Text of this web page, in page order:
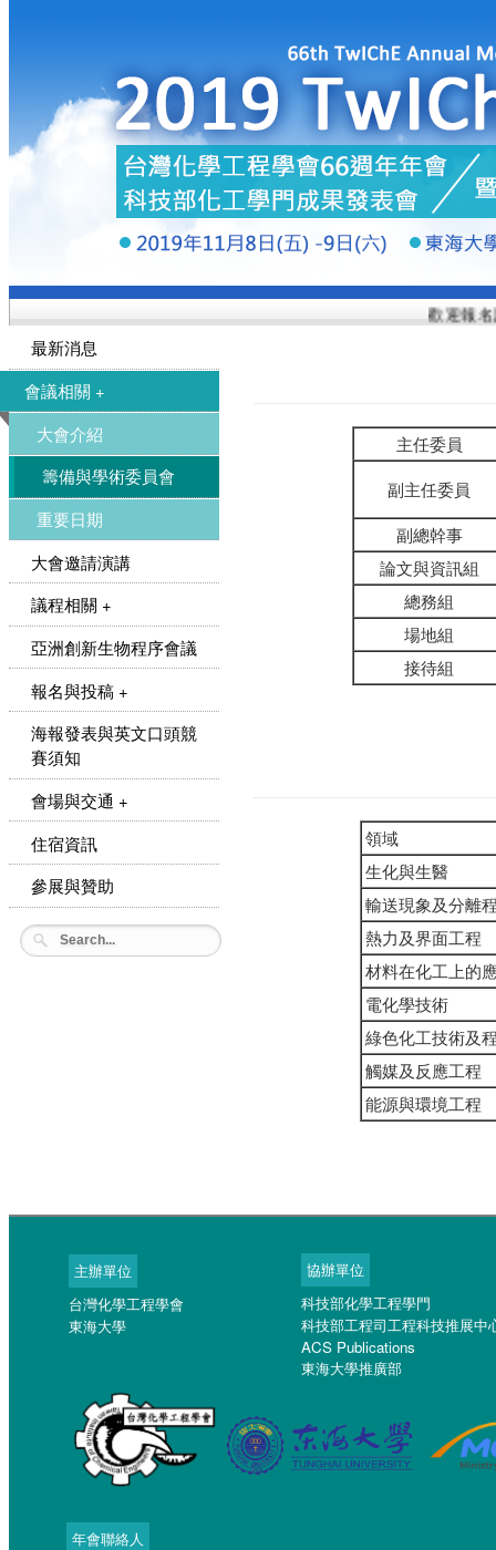
歡迎報名
最新消息
會議相關 +
大會介紹
籌備與學術委員會
重要日期
大會邀請演講
議程相關 +
亞洲創新生物程序會議
報名與投稿 +
海報發表與英文口頭競
賽須知
會場與交通 +
住宿資訊
參展與贊助
主任委員
副主任委員
副總幹事
論文與資訊組
總務組
場地組
接待組
領域
生化與生醫
輸送現象及分離
熱力及界面工程
材料在化工上的
電化學技術
綠色化工技術及
觸媒及反應工程
能源與環境工程
主辦單位
台灣化學工程學會
東海大學
協辦單位
科技部化學工程學門
科技部工程司工程科技推展中
ACS Publications
東海大學推廣部
年會聯絡人